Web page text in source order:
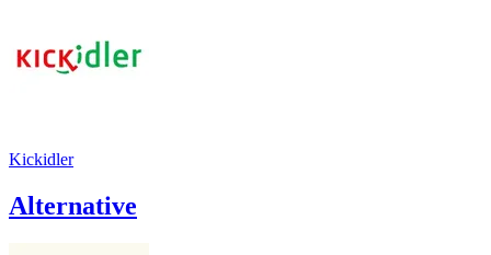
Kickidler
Alternative